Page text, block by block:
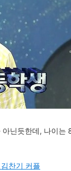
닌듯한데, 나이는
찬기 커플